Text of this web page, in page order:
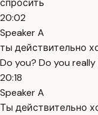
спросить
20:02
Speaker A
ты действительно
Do you? Do you
20:18
Speaker A
Ты действительно